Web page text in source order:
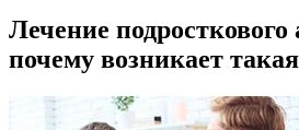
Лечение подросткового
почему возникает